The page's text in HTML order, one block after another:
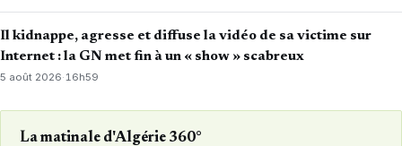
Il kidnappe, agresse et diffuse la vidéo de sa victime sur
Internet : la GN met fin à un « show » scabreux
5 août 2026·16h59
La matinale d'Algérie 360°